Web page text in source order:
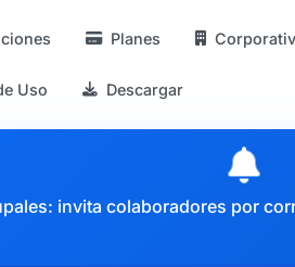
Planes
Uso Descargar
invita colaboradores por